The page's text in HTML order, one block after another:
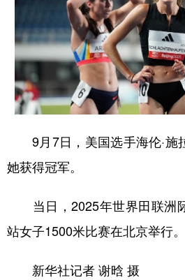
法律 中央文件
食品 人居
学术中国 乡村振兴
城市 旅游
彩票 娱乐
公益
文化产业
地方频道
9月7日，美国选手海伦·施
她获得冠军。
当日，2025年世界田联洲
站女子1500米比赛在北京举行。
新华社记者 谢晗 摄